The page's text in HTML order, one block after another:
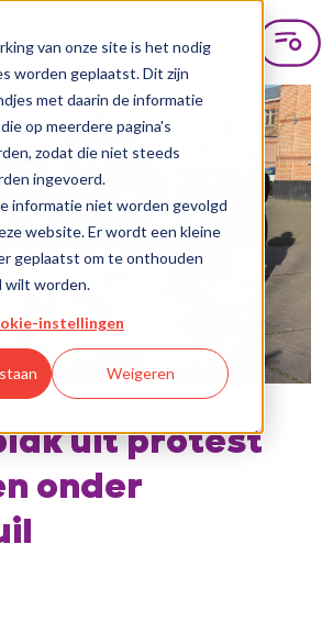
van onze site is het nodig
worden geplaatst. Dit zijn
met daarin de informatie
op meerdere pagina's
zodat die niet steeds
ingevoerd.
informatie niet worden gevolgd
website. Er wordt een kleine
geplaatst om te onthouden
wilt worden.
instellingen
Weigeren
uit protest
onder